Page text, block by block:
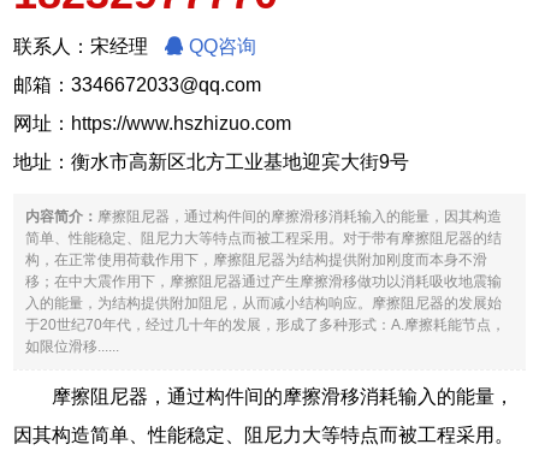
联系人：宋经理
QQ咨询
邮箱：3346672033@qq.com
网址： https://www.hszhizuo.com
地址：衡水市高新区北方工业基地迎宾大街9号
内容简介： 摩擦阻尼器，通过构件间的摩擦滑移消耗输入的能量，因其构造
简单、性能稳定、阻尼力大等特点而被工程采用。对于带有摩擦阻尼器的结
构，在正常使用荷载作用下，摩擦阻尼器为结构提供附加刚度而本身不滑
移；在中大震作用下，摩擦阻尼器通过产生摩擦滑移做功以消耗吸收地震输
入的能量，为结构提供附加阻尼，从而减小结构响应。摩擦阻尼器的发展始
于20世纪70年代，经过几十年的发展，形成了多种形式：A.摩擦耗能节点，
如限位滑移......
摩擦阻尼器，通过构件间的摩擦滑移消耗输入的能量，
因其构造简单、性能稳定、阻尼力大等特点而被工程采用。